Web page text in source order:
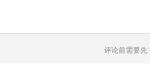
评论前需要先